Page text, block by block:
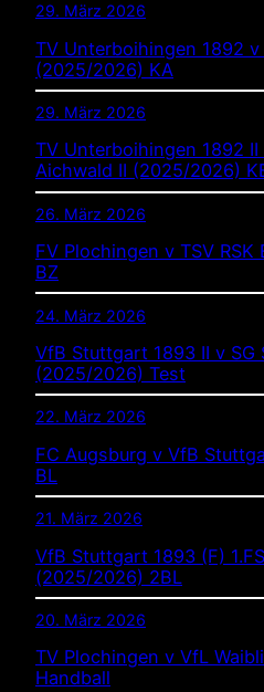
29. März 2026
TV Unterboihingen 1892 v
(2025/2026) KA
29. März 2026
TV Unterboihingen 1892
Aichwald II (2025/2026)
26. März 2026
FV Plochingen v TSV
BZ
24. März 2026
VfB Stuttgart 1893 II v SG
(2025/2026) Test
22. März 2026
FC Augsburg v VfB
BL
21. März 2026
VfB Stuttgart 1893 (F)
(2025/2026) 2BL
20. März 2026
TV Plochingen v VfL
Handball